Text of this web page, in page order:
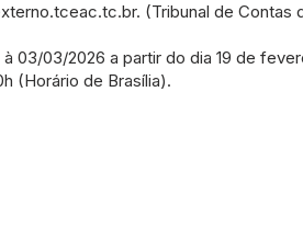
(Tribunal de Contas
03/03/2026 a partir do dia 19 de
(Horário de Brasília).